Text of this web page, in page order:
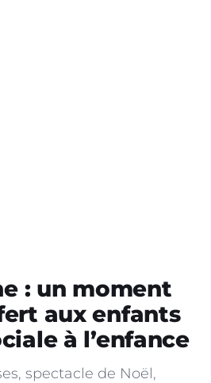
: un moment
aux enfants
à l’enfance
spectacle de Noël,